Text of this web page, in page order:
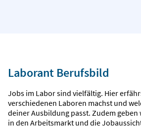
Laborant Berufsbild
Jobs im Labor sind vielfältig. Hier
verschiedenen Laboren machst und
deiner Ausbildung passt. Zudem
in den Arbeitsmarkt und die